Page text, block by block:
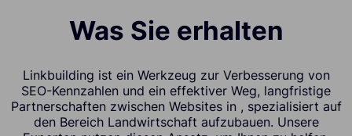
Was Sie erhalten
Linkbuilding ist ein Werkzeug zur Verbesserung von
SEO-Kennzahlen und ein effektiver Weg, langfristige
Partnerschaften zwischen Websites in , spezialisiert auf
den Bereich Landwirtschaft aufzubauen. Unsere